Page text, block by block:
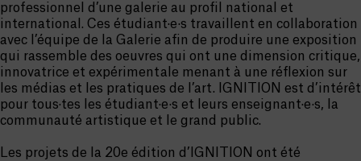
professionnel d’une galerie au profil national et
international. Ces étudiant·e·s travaillent en collaboration
avec l’équipe de la Galerie afin de produire une exposition
qui rassemble des oeuvres qui ont une dimension critique,
innovatrice et expérimentale menant à une réflexion sur
les médias et les pratiques de l’art. IGNITION est d’intérêt
pour tous·tes les étudiant·e·s et leurs enseignant·e·s, la
communauté artistique et le grand public.
Les projets de la 20e édition d’IGNITION ont été